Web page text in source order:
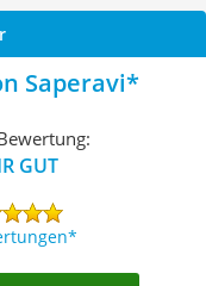
Saperavi
GUT